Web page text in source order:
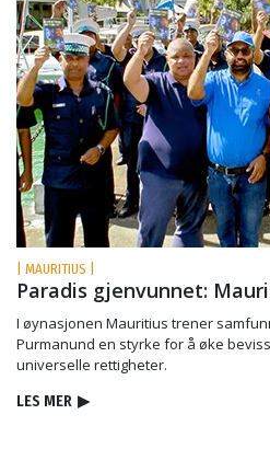
| MAURITIUS |
Paradis gjenvunnet:
I øynasjonen Mauritius trener
Purmanund en styrke for å øke
universelle rettigheter.
LES MER ▶